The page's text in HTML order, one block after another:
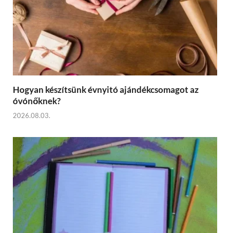
Hogyan készítsünk évnyitó ajándékcsomagot az
óvónőknek?
2026.08.03.